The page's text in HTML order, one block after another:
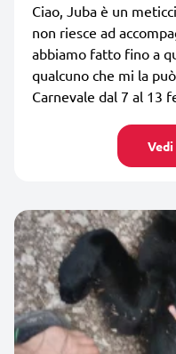
Ciao, Juba è un
non riesce ad
abbiamo fatto fino a
qualcuno che mi la
Carnevale dal 7 al 13